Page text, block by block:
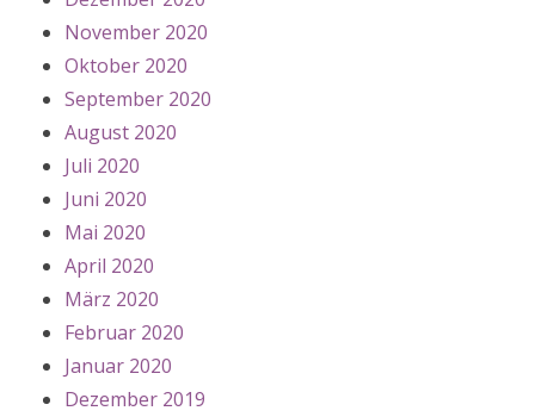
November 2020
Oktober 2020
September 2020
August 2020
Juli 2020
Juni 2020
Mai 2020
April 2020
März 2020
Februar 2020
Januar 2020
Dezember 2019